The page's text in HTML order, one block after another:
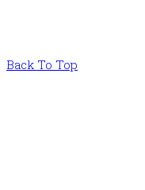
Back To Top